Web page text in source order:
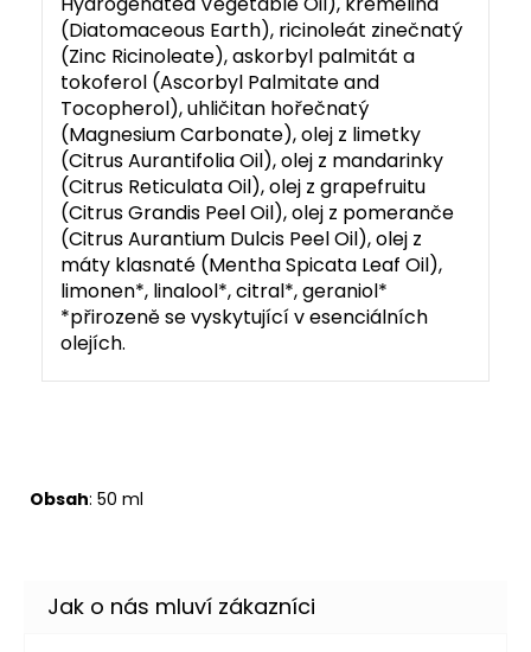
(Diatomaceous Earth), ricinoleát zinečnatý
(Zinc Ricinoleate), askorbyl palmitát a
tokoferol (Ascorbyl Palmitate and
Tocopherol), uhličitan hořečnatý
(Magnesium Carbonate), olej z limetky
(Citrus Aurantifolia Oil), olej z mandarinky
(Citrus Reticulata Oil), olej z grapefruitu
(Citrus Grandis Peel Oil), olej z pomeranče
(Citrus Aurantium Dulcis Peel Oil), olej z
máty klasnaté (Mentha Spicata Leaf Oil),
limonen*, linalool*, citral*, geraniol*
*přirozeně se vyskytující v esenciálních
olejích.
Obsah: 50 ml